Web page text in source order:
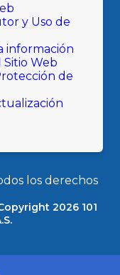
y Uso de
información
Sitio Web
de
los derechos
2026 101